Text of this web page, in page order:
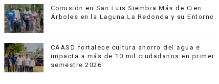
Comisión en San Luis Siembra Más de Cien
Árboles en la Laguna La Redonda y su Entorno
CAASD fortalece cultura ahorro del agua e
impacta a más de 10 mil ciudadanos en primer
semestre 2026